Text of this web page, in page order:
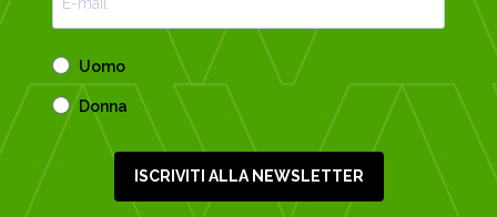
Uomo
Donna
ISCRIVITI ALLA NEWSLETTER